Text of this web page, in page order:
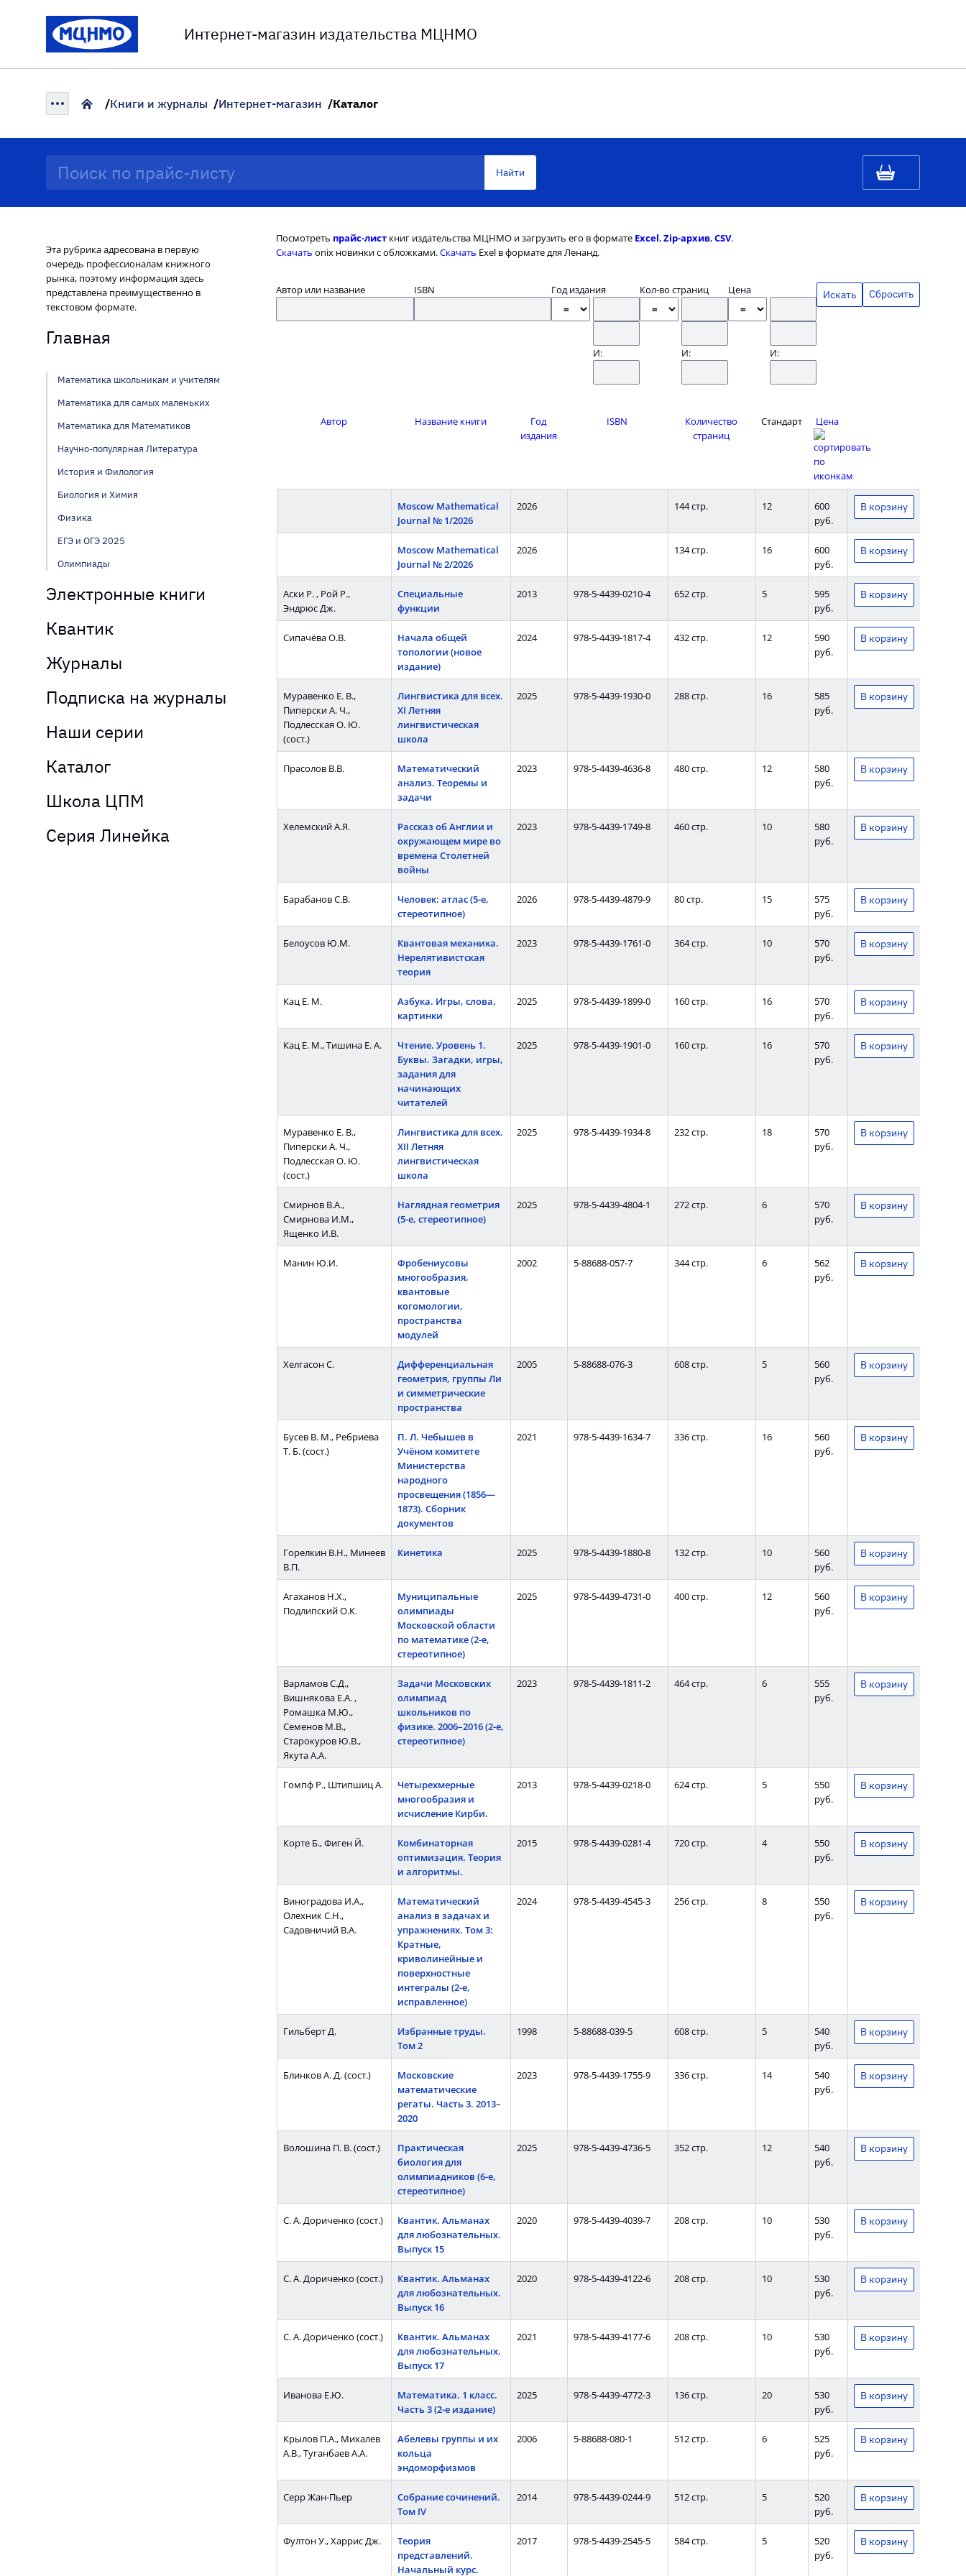
Интернет-магазин издательства МЦНМО
Книги и журналы Интернет-магазин Каталог
Эта рубрика адресована в первую
очередь профессионалам книжного
рынка, поэтому информация здесь
представлена преимущественно в
текстовом формате.
Главная
Математика школьникам и учителям
Математика для самых маленьких
Математика для Математиков
Научно-популярная Литература
История и Филология
Биология и Химия
Физика
ЕГЭ и ОГЭ 2025
Олимпиады
Электронные книги
Квантик
Журналы
Подписка на журналы
Наши серии
Каталог
Школа ЦПМ
Серия Линейка
Посмотреть прайс-лист книг издательства МЦНМО и загрузить его в формате Excel,Zip-архив,CSV.
Скачать onix новинки с обложками.Скачать Exel в формате для Ленанд.
Автор или название ISBN Год издания
И:
Кол-во страниц
И:
Цена
И:
Сбросить
Автор Название книги
Год
издания
ISBN
Количество
страниц
Стандарт Цена
Moscow Mathematical
Journal № 1/2026
2026 144 стр. 12
600
руб.
Moscow Mathematical
Journal № 2/2026
2026 134 стр. 16
600
руб.
Аски Р. , Рой Р.,
Эндрюс Дж.
Специальные
функции
2013 978-5-4439-0210-4 652 стр. 5
595
руб.
Сипачёва О.В.
Начала общей
топологии (новое
издание)
2024 978-5-4439-1817-4 432 стр. 12
590
руб.
Муравенко Е. В.,
Пиперски А. Ч.,
Подлесская О. Ю.
(сост.)
Лингвистика для всех.
XI Летняя
лингвистическая
школа
2025 978-5-4439-1930-0 288 стр. 16
585
руб.
Прасолов В.В.
Математический
анализ. Теоремы и
задачи
2023 978-5-4439-4636-8 480 стр. 12
580
руб.
Хелемский А.Я.
Рассказ об Англии и
окружающем мире во
времена Столетней
войны
2023 978-5-4439-1749-8 460 стр. 10
580
руб.
Барабанов С.В.
Человек: атлас (5-е,
стереотипное)
2026 978-5-4439-4879-9 80 стр. 15
575
руб.
Белоусов Ю.М.
Квантовая механика.
Нерелятивистская
теория
2023 978-5-4439-1761-0 364 стр. 10
570
руб.
Кац Е. М.
Азбука. Игры, слова,
картинки
2025 978-5-4439-1899-0 160 стр. 16
570
руб.
Кац Е. М., Тишина Е. А.
Чтение. Уровень 1.
Буквы. Загадки, игры,
задания для
начинающих
читателей
2025 978-5-4439-1901-0 160 стр. 16
570
руб.
Муравенко Е. В.,
Пиперски А. Ч.,
Подлесская О. Ю.
(сост.)
Лингвистика для всех.
XII Летняя
лингвистическая
школа
2025 978-5-4439-1934-8 232 стр. 18
570
руб.
Смирнов В.А.,
Смирнова И.М.,
Ященко И.В.
Наглядная геометрия
(5-е, стереотипное)
2025 978-5-4439-4804-1 272 стр. 6
570
руб.
Манин Ю.И.
Фробениусовы
многообразия,
квантовые
когомологии,
пространства
модулей
2002 5-88688-057-7 344 стр. 6
562
руб.
Хелгасон С.
Дифференциальная
геометрия, группы Ли
и симметрические
пространства
2005 5-88688-076-3 608 стр. 5
560
руб.
Бусев В. М., Ребриева
Т. Б. (сост.)
П. Л. Чебышев в
Учёном комитете
Министерства
народного
просвещения (1856—
1873). Сборник
документов
2021 978-5-4439-1634-7 336 стр. 16
560
руб.
Горелкин В.Н., Минеев
В.П.
Кинетика 2025 978-5-4439-1880-8 132 стр. 10
560
руб.
Агаханов Н.Х.,
Подлипский О.К.
Муниципальные
олимпиады
Московской области
по математике (2-е,
стереотипное)
2025 978-5-4439-4731-0 400 стр. 12
560
руб.
Варламов С.Д.,
Вишнякова Е.А. ,
Ромашка М.Ю.,
Семенов М.В.,
Старокуров Ю.В.,
Якута А.А.
Задачи Московских
олимпиад
школьников по
физике. 2006–2016 (2-е,
стереотипное)
2023 978-5-4439-1811-2 464 стр. 6
555
руб.
Гомпф Р., Штипшиц А.
Четырехмерные
многообразия и
исчисление Кирби.
2013 978-5-4439-0218-0 624 стр. 5
550
руб.
Корте Б., Фиген Й.
Комбинаторная
оптимизация. Теория
и алгоритмы.
2015 978-5-4439-0281-4 720 стр. 4
550
руб.
Виноградова И.А.,
Олехник С.Н.,
Садовничий В.А.
Математический
анализ в задачах и
упражнениях. Том 3:
Кратные,
криволинейные и
поверхностные
интегралы (2-е,
исправленное)
2024 978-5-4439-4545-3 256 стр. 8
550
руб.
Гильберт Д.
Избранные труды.
Том 2
1998 5-88688-039-5 608 стр. 5
540
руб.
Блинков А. Д. (сост.)
Московские
математические
регаты. Часть 3. 2013–
2020
2023 978-5-4439-1755-9 336 стр. 14
540
руб.
Волошина П. В. (сост.)
Практическая
биология для
олимпиадников (6-е,
стереотипное)
2025 978-5-4439-4736-5 352 стр. 12
540
руб.
С. А. Дориченко (сост.)
Квантик. Альманах
для любознательных.
Выпуск 15
2020 978-5-4439-4039-7 208 стр. 10
530
руб.
С. А. Дориченко (сост.)
Квантик. Альманах
для любознательных.
Выпуск 16
2020 978-5-4439-4122-6 208 стр. 10
530
руб.
С. А. Дориченко (сост.)
Квантик. Альманах
для любознательных.
Выпуск 17
2021 978-5-4439-4177-6 208 стр. 10
530
руб.
Иванова Е.Ю.
Математика. 1 класс.
Часть 3 (2-е издание)
2025 978-5-4439-4772-3 136 стр. 20
530
руб.
Крылов П.А., Михалев
А.В., Туганбаев А.А.
Абелевы группы и их
кольца
эндоморфизмов
2006 5-88688-080-1 512 стр. 6
525
руб.
Серр Жан-Пьер
Собрание сочинений.
Том IV
2014 978-5-4439-0244-9 512 стр. 5
520
руб.
Фултон У., Харрис Дж.
Теория
представлений.
Начальный курс.
2017 978-5-4439-2545-5 584 стр. 5
520
руб.